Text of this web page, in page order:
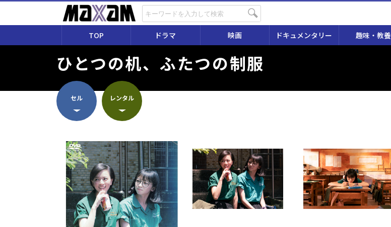
TOP ドラマ 映画 ドキュメンタリー 趣味・教養
ひとつの机、ふたつの制服
セル レンタル